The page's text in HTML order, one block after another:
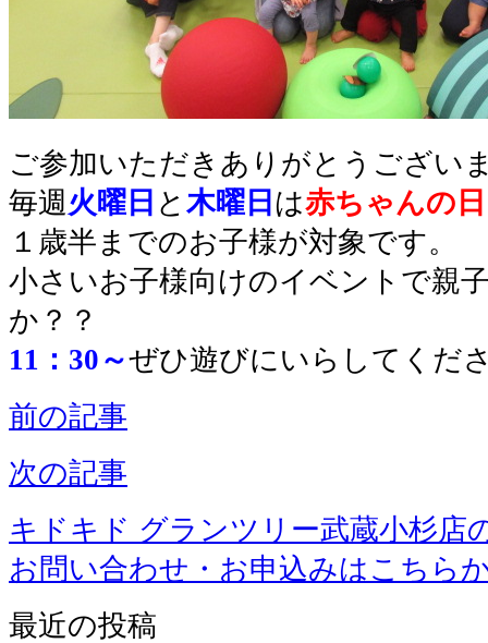
ご参加いただきありがとうござい
毎週火曜日 と 木曜日 は赤ちゃんの日
１歳半までのお子様が対象です。
小さいお子様向けのイベントで親
か？？
11：30～ぜひ遊びにいらしてくだ
前の記事
次の記事
キドキド グランツリー武蔵小杉店
お問い合わせ・お申込みはこちら
最近の投稿